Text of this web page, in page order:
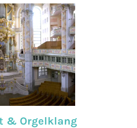
& Orgelklang